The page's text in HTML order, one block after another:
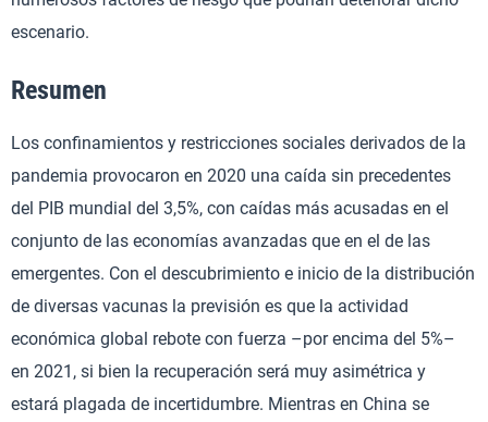
escenario.
Resumen
Los confinamientos y restricciones sociales derivados de la
pandemia provocaron en 2020 una caída sin precedentes
del PIB mundial del 3,5%, con caídas más acusadas en el
conjunto de las economías avanzadas que en el de las
emergentes. Con el descubrimiento e inicio de la distribución
de diversas vacunas la previsión es que la actividad
económica global rebote con fuerza –por encima del 5%–
en 2021, si bien la recuperación será muy asimétrica y
estará plagada de incertidumbre. Mientras en China se